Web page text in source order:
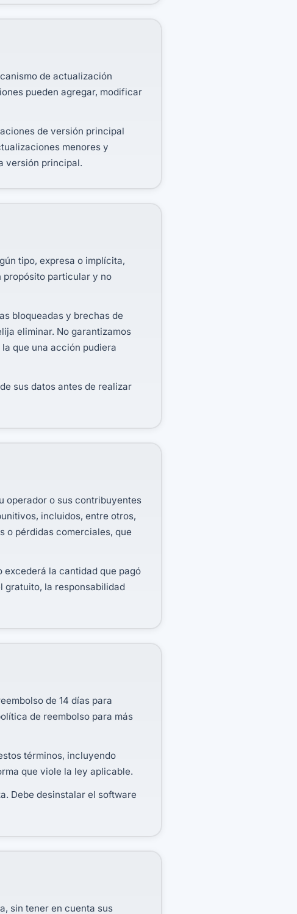
de actualización
pueden agregar, modificar
de versión principal
menores y
versión principal.
tipo, expresa o implícita,
propósito particular y no
bloqueadas y brechas de
eliminar. No garantizamos
que una acción pudiera
sus datos antes de realizar
operador o sus contribuyentes
incluidos, entre otros,
o pérdidas comerciales, que
excederá la cantidad que pagó
gratuito, la responsabilidad
de 14 días para
de reembolso para más
términos, incluyendo
que viole la ley aplicable.
Debe desinstalar el software
sin tener en cuenta sus